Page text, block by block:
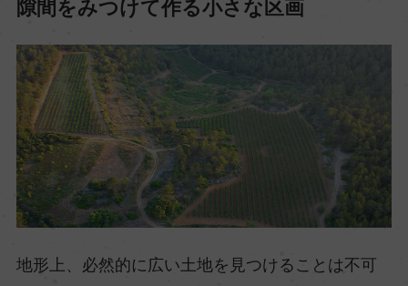
隙間をみつけて作る小さな区画
地形上、必然的に広い土地を見つけることは不可